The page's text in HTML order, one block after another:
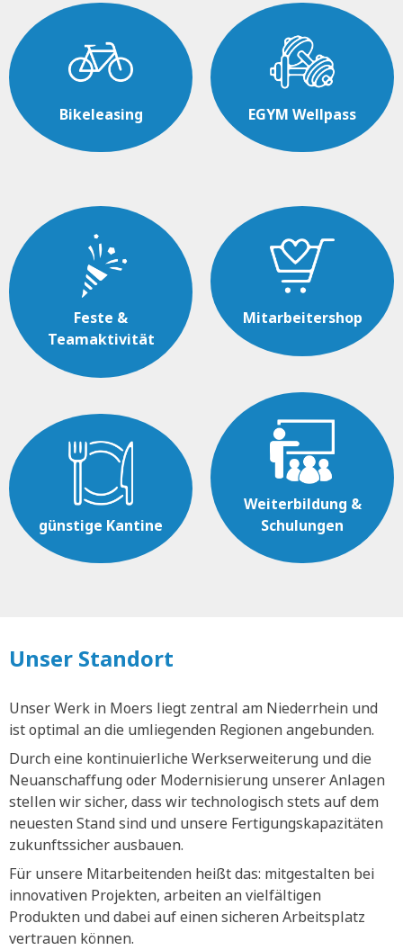
Bikeleasing EGYM Wellpass
Feste &
Teamaktivität
günstige Kantine
Mitarbeitershop
Weiterbildung &
Schulungen
Unser Standort
Unser Werk in Moers liegt zentral am Niederrhein und
ist optimal an die umliegenden Regionen angebunden.
Durch eine kontinuierliche Werkserweiterung und die
Neuanschaffung oder Modernisierung unserer Anlagen
stellen wir sicher, dass wir technologisch stets auf dem
neuesten Stand sind und unsere Fertigungskapazitäten
zukunftssicher ausbauen.
Für unsere Mitarbeitenden heißt das: mitgestalten bei
innovativen Projekten, arbeiten an vielfältigen
Produkten und dabei auf einen sicheren Arbeitsplatz
vertrauen können.